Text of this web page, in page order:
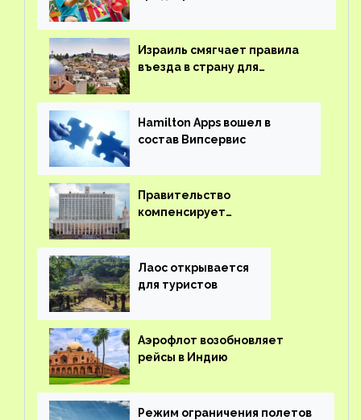
Израиль смягчает правила
въезда в страну для
Hamilton Apps вошел в
состав Випсервис
Правительство
компенсирует
вывоз россиян из-за рубежа
Лаос открывается
для туристов
Аэрофлот возобновляет
рейсы в Индию
Режим ограничения полетов